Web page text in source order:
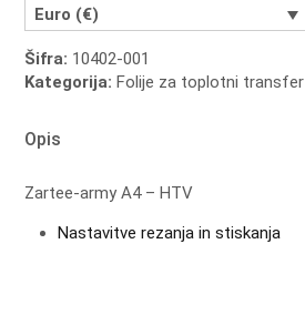
HTV
količina
Euro (€)
Šifra: 10402-001
Kategorija: Folije za toplotni transfer
Opis
Zartee-army A4 – HTV
Nastavitve rezanja in stiskanja